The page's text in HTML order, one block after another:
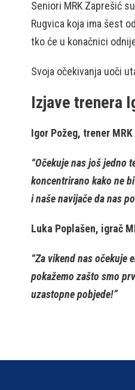
Seniori MRK Zaprešić
Rugvica koja ima šest
tko će u konačnici
Svoja očekivanja uoči
Izjave trenera
Igor Požeg, trener
“Očekuje nas još jedno
koncentrirano kako ne
i naše navijače da nas
Luka Poplašen, igrač
“Za vikend nas očekuje
pokažemo zašto smo
uzastopne pobjede!”